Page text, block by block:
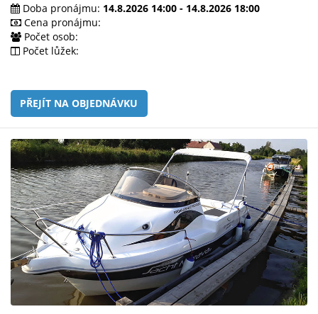
Doba pronájmu: 14.8.2026 14:00 - 14.8.2026 18:00
Cena pronájmu:
Počet osob:
Počet lůžek:
PŘEJÍT NA OBJEDNÁVKU